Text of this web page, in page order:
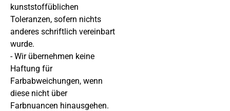
kunststoffüblichen
Toleranzen, sofern nichts
anderes schriftlich vereinbart
wurde.
- Wir übernehmen keine
Haftung für
Farbabweichungen, wenn
diese nicht über
Farbnuancen hinausgehen.